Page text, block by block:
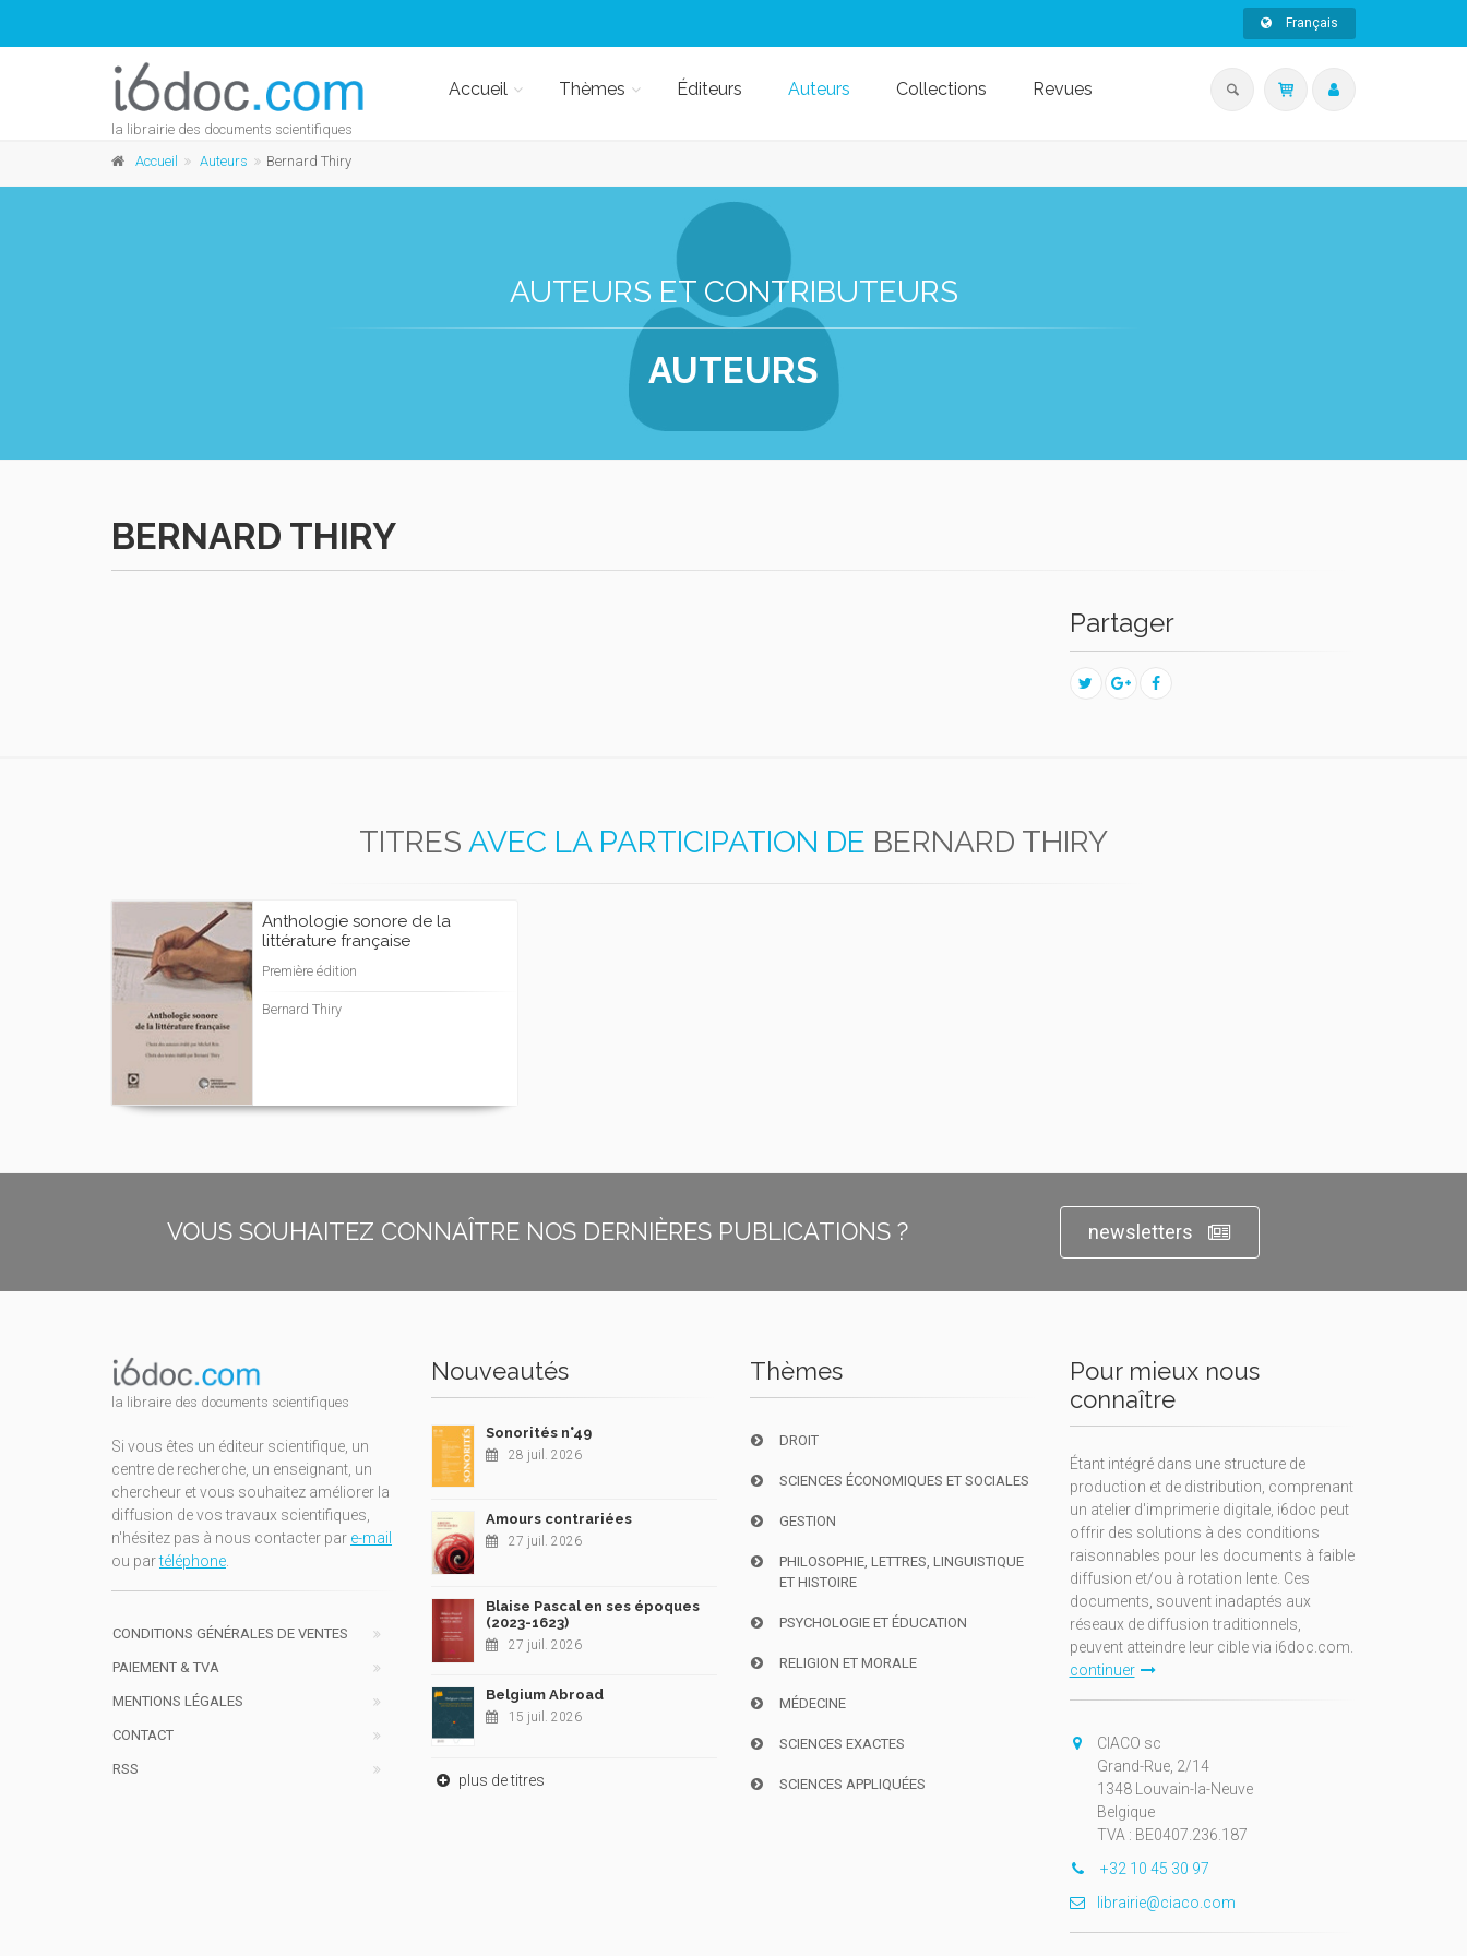
Français
la librairie des documents scientifiques
Accueil Thèmes Éditeurs Auteurs Collections Revues
Accueil Auteurs Bernard Thiry
AUTEURS ET CONTRIBUTEURS
AUTEURS
BERNARD THIRY
Partager
TITRES AVEC LA PARTICIPATION DE BERNARD THIRY
Anthologie sonore de la
littérature française
Première édition
Bernard Thiry
VOUS SOUHAITEZ CONNAÎTRE NOS DERNIÈRES PUBLICATIONS ? newsletters
la libraire des documents scientifiques
Si vous êtes un éditeur scientifique, un
centre de recherche, un enseignant, un
chercheur et vous souhaitez améliorer la
diffusion de vos travaux scientifiques,
n'hésitez pas à nous contacter par e-mail
ou partéléphone.
CONDITIONS GÉNÉRALES DE VENTES
PAIEMENT & TVA
MENTIONS LÉGALES
CONTACT
RSS
Nouveautés
Sonorités n°49
28 juil. 2026
Amours contrariées
27 juil. 2026
Blaise Pascal en ses époques
(2023-1623)
27 juil. 2026
Belgium Abroad
15 juil. 2026
plus de titres
Thèmes
DROIT
SCIENCES ÉCONOMIQUES ET SOCIALES
GESTION
PHILOSOPHIE, LETTRES, LINGUISTIQUE
ET HISTOIRE
PSYCHOLOGIE ET ÉDUCATION
RELIGION ET MORALE
MÉDECINE
SCIENCES EXACTES
SCIENCES APPLIQUÉES
Pour mieux nous
connaître
Étant intégré dans une structure de
production et de distribution, comprenant
un atelier d'imprimerie digitale, i6doc peut
offrir des solutions à des conditions
raisonnables pour les documents à faible
diffusion et/ou à rotation lente. Ces
documents, souvent inadaptés aux
réseaux de diffusion traditionnels,
peuvent atteindre leur cible via i6doc.com.
continuer
CIACO sc
Grand-Rue, 2/14
1348 Louvain-la-Neuve
Belgique
TVA : BE0407.236.187
+32 10 45 30 97
librairie@ciaco.com